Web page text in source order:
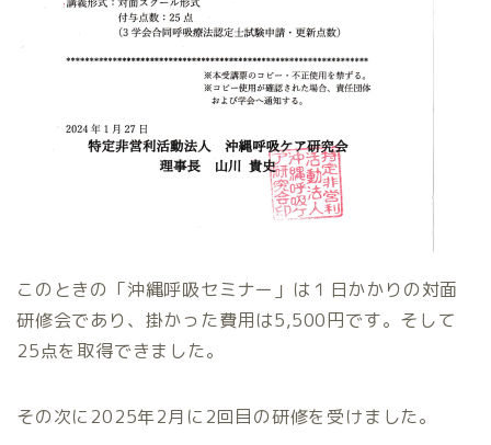
このときの「沖縄呼吸セミナー」は１日かかりの対面
研修会であり、掛かった費用は5,500円です。そして
25点を取得できました。
その次に2025年2月に2回目の研修を受けました。